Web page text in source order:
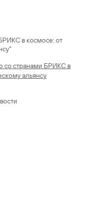
в космосе: от
со странами БРИКС в
альянсу